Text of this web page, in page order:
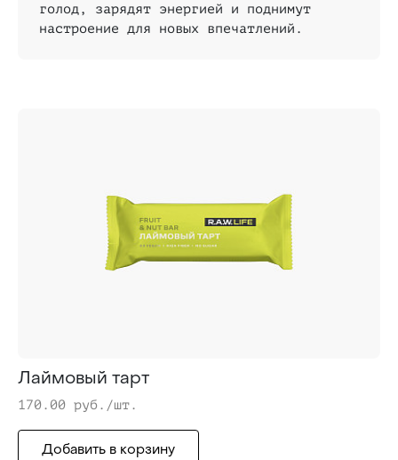
голод, зарядят энергией и поднимут
настроение для новых впечатлений.
Лаймовый тарт
170.00 руб./шт.
Добавить в корзину